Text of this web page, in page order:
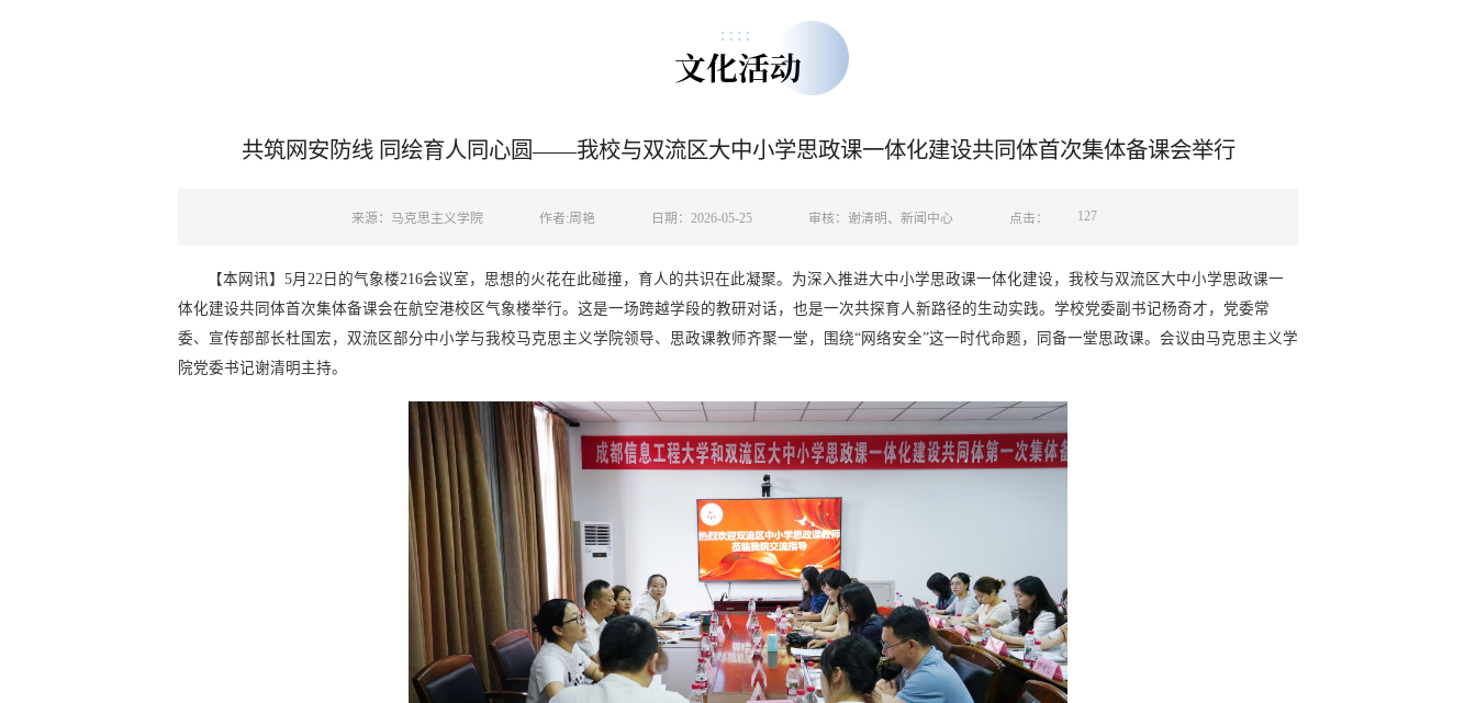
文化活动
共筑网安防线 同绘育人同心圆——我校与双流区大中小学思政课一体化建设共同体首次集体备课会举行
来源：马克思主义学院 作者:周艳 日期：2026-05-25 审核：谢清明、新闻中心 点击： 127
【本网讯】5月22日的气象楼216会议室，思想的火花在此碰撞，育人的共识在此凝聚。为深入推进大中小学思政课一体化建设，我校与双流区大中小学思政课一
体化建设共同体首次集体备课会在航空港校区气象楼举行。 这是一场跨越学段的教研对话，也是一次共探育人新路径的生动实践。学校党委副书记杨奇才，党委常
委、宣传部部长杜国宏，双流区部分中小学与我校马克思主义学院领导、思政课教师齐聚一堂，围绕“网络安全”这一时代命题，同备一堂思政课。会议由马克思主义学
院党委书记谢清明主持。